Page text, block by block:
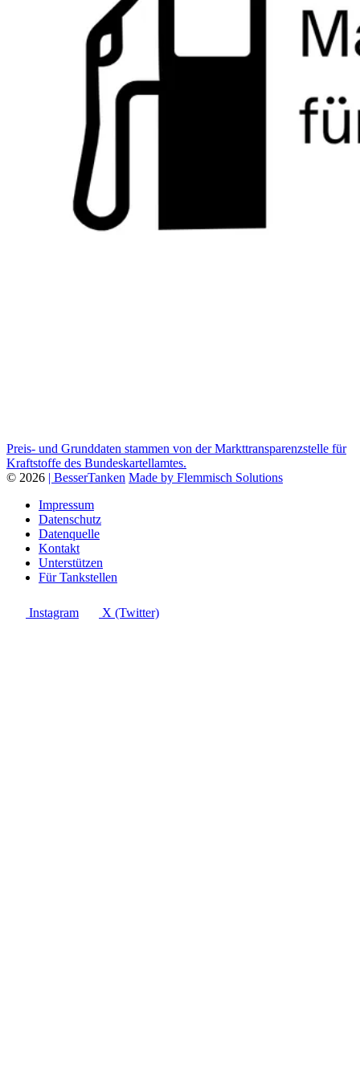
Preis- und Grunddaten stammen von der Markttransparenzstelle für
Kraftstoffe des Bundeskartellamtes.
© 2026 | BesserTanken Made by Flemmisch Solutions
Impressum
Datenschutz
Datenquelle
Kontakt
Unterstützen
Für Tankstellen
Instagram X (Twitter)